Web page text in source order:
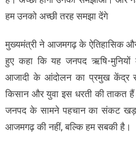
हम उनको अच्छी तरह समझा देंगे
मुख्यमंत्री ने आजमगढ़ के ऐतिहासिक
हुए कहा कि यह जनपद ऋषि-मुनियों
आजादी के आंदोलन का प्रमुख केंद्र
किसान और युवा इस धरती की ताकत
जनपद के सामने पहचान का संकट खड़ा
आजमगढ़ की नहीं, बल्कि हम सबकी है।